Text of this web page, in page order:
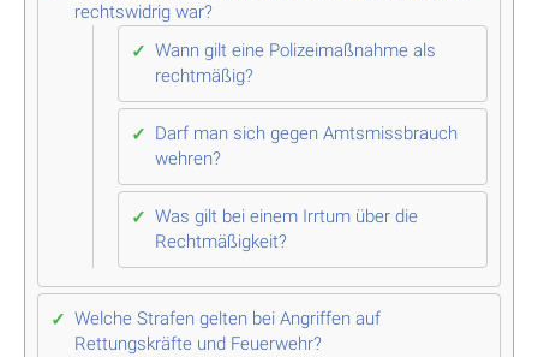
rechtswidrig war?
Wann gilt eine Polizeimaßnahme als
rechtmäßig?
Darf man sich gegen Amtsmissbrauch
wehren?
Was gilt bei einem Irrtum über die
Rechtmäßigkeit?
Welche Strafen gelten bei Angriffen auf
Rettungskräfte und Feuerwehr?